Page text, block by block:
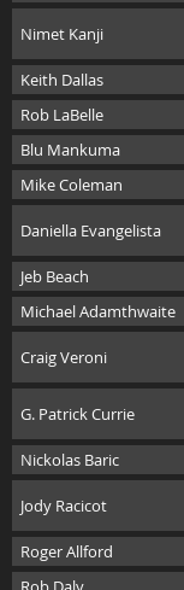
Nimet Kanji
Keith Dallas
Rob LaBelle
Blu Mankuma
Mike Coleman
Daniella Evangelista
Jeb Beach
Michael Adamthwaite
Craig Veroni
G. Patrick Currie
Nickolas Baric
Jody Racicot
Roger Allford